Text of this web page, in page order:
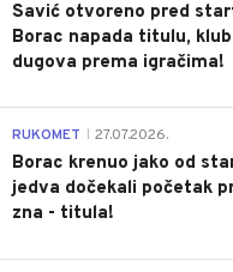
Savić otvoreno pred
Borac napada titulu,
dugova prema igračima!
RUKOMET 27.07.2026.
Borac krenuo jako od
jedva dočekali početak
zna - titula!